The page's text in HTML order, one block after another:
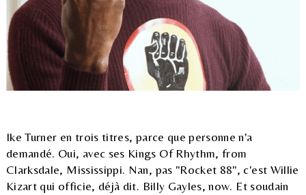
Ike Turner en trois titres, parce que personne n'a
demandé. Oui, avec ses Kings Of Rhythm, from
Clarksdale, Mississippi. Nan, pas "Rocket 88", c'est Willie
Kizart qui officie, déjà dit. Billy Gayles, now. Et soudain